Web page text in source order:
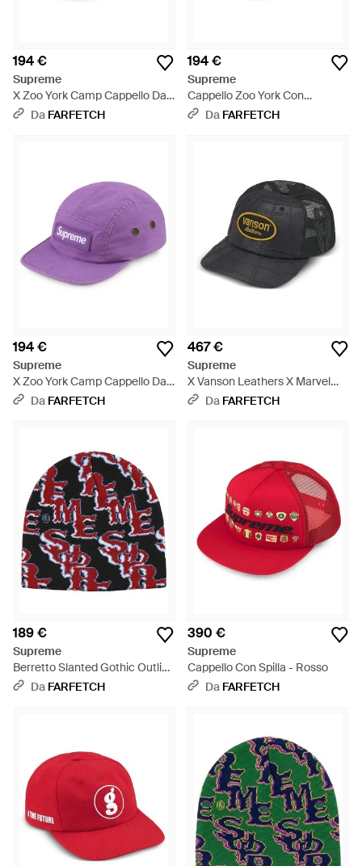
194 €
Supreme
X Zoo York Camp Cappello Da
Baseball Con Applicazione -
Da FARFETCH
194 €
Supreme
Cappello Zoo York Con
Applicazione Logo - Verde
Da FARFETCH
194 €
Supreme
X Zoo York Camp Cappello Da
Baseball Con Applicazione -
Da FARFETCH
467 €
Supreme
X Vanson Leathers X Marvel
Cappello Da Baseball Con
Da FARFETCH
189 €
Supreme
Berretto Slanted Gothic Outline
- Rosso
Da FARFETCH
390 €
Supreme
Cappello Con Spilla - Rosso
Da FARFETCH